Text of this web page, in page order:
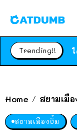
Trending!!
Home / สยามเมื
สยามเมืองยิ้ม